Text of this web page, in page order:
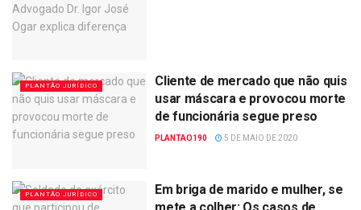
PLANTÃO JURÍDICO
Cliente de mercado que não quis
usar máscara e provocou morte
de funcionária segue preso
PLANTAO190 5 DE MAIO DE 2020
PLANTÃO JURÍDICO
Em briga de marido e mulher, se
mete a colher: Os casos de